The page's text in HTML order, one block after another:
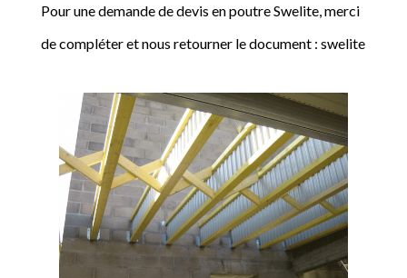
Pour une demande de devis en poutre Swelite, merci
de compléter et nous retourner le document : swelite